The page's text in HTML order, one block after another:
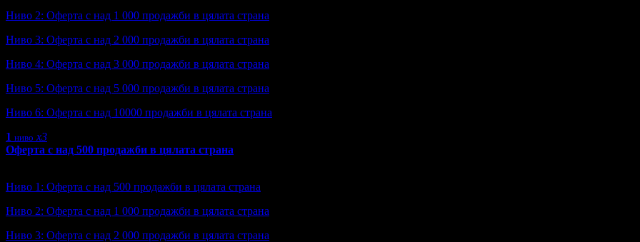
Ниво 2: Оферта с над 1 000 продажби в цялата страна
Ниво 3: Оферта с над 2 000 продажби в цялата страна
Ниво 4: Оферта с над 3 000 продажби в цялата страна
Ниво 5: Оферта с над 5 000 продажби в цялата страна
Ниво 6: Оферта с над 10000 продажби в цялата страна
1 ниво x3
Оферта с над 500 продажби в цялата страна
Ниво 1: Оферта с над 500 продажби в цялата страна
Ниво 2: Оферта с над 1 000 продажби в цялата страна
Ниво 3: Оферта с над 2 000 продажби в цялата страна